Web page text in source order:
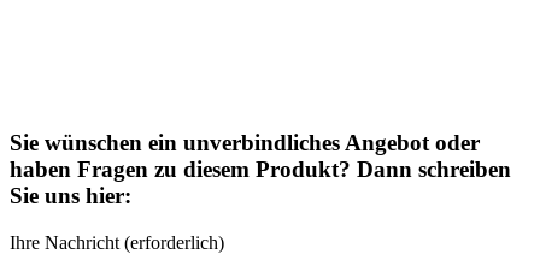
Sie wünschen ein unverbindliches Angebot oder
haben Fragen zu diesem Produkt? Dann schreiben
Sie uns hier:
Ihre Nachricht (erforderlich)